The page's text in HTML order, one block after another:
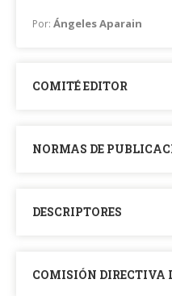
COMITÉ EDITOR
NORMAS DE
DESCRIPTORES
COMISIÓN DIRECTIVA
conocer una
Mundo).
Por: Ángeles Aparain